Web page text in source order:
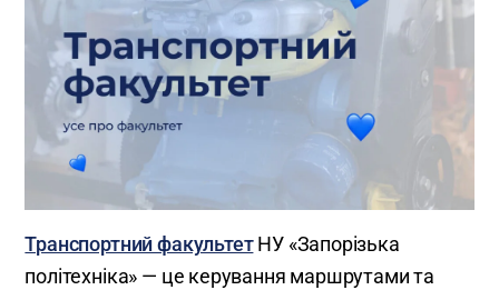
Транспортний факультетНУ «Запорізька
політехніка» — це керування маршрутами та